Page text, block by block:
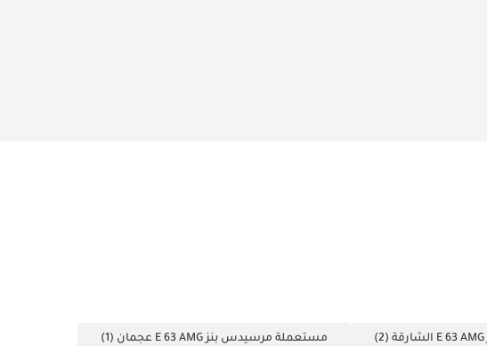
(2) مستعملة مرسيدس بنز E 63 AMG عجمان (1)